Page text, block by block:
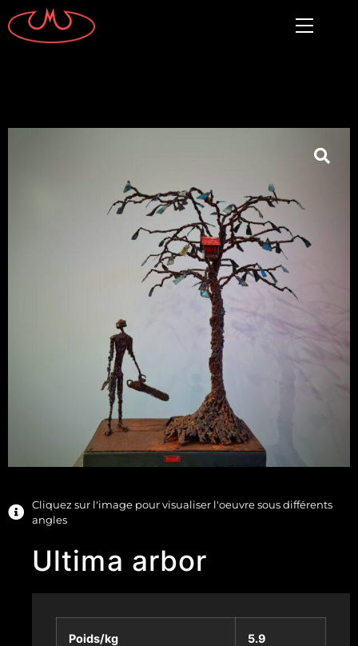
Cliquez sur l'image pour visualiser l'oeuvre sous différents
angles
Ultima arbor
Poids/kg 5.9